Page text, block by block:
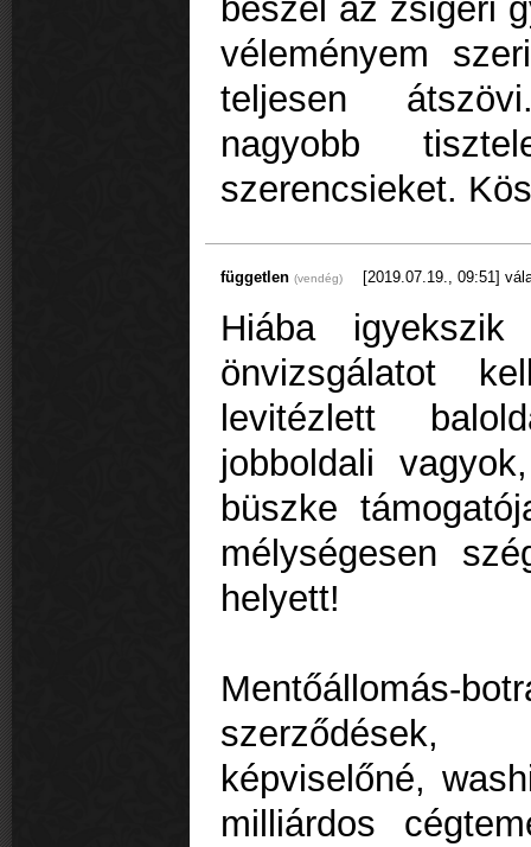
beszél az zsigeri
véleményem
teljesen
nagyobb
szerencsieket.
független (vendég) [2019.07.19., 09:51]
Hiába igyekszik
önvizsgálatot
levitézlett
jobboldali
büszke
mélységesen
helyett!
Mentőállomás-
képviselőné,
milliárdos